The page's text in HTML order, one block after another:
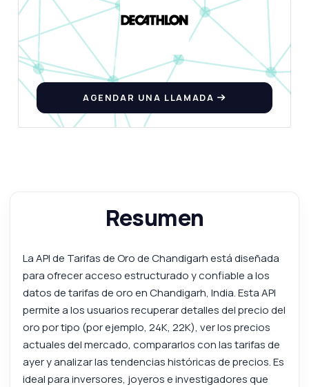
AGENDAR UNA LLAMADA
Resumen
La API de Tarifas de Oro de Chandigarh está diseñada
para ofrecer acceso estructurado y confiable a los
datos de tarifas de oro en Chandigarh, India. Esta API
permite a los usuarios recuperar detalles del precio del
oro por tipo (por ejemplo, 24K, 22K), ver los precios
actuales del mercado, compararlos con las tarifas de
ayer y analizar las tendencias históricas de precios. Es
ideal para inversores, joyeros e investigadores que